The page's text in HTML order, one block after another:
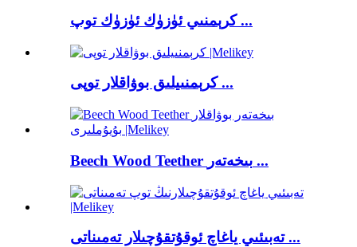
كرېمنىي ئۈزۈك ئۈزۈك توپ ...
كرېمنىيلىق بوۋاقلار توپى ...
Beech Wood Teether بىخەتەر ...
تەبىئىي ياغاچ ئوقۇتقۇچىلار تەمىناتى ...